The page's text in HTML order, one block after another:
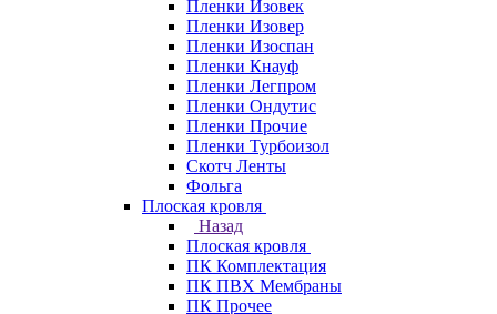
Пленки Изовек
Пленки Изовер
Пленки Изоспан
Пленки Кнауф
Пленки Легпром
Пленки Ондутис
Пленки Прочие
Пленки Турбоизол
Скотч Ленты
Фольга
Плоская кровля
Назад
Плоская кровля
ПК Комплектация
ПК ПВХ Мембраны
ПК Прочее